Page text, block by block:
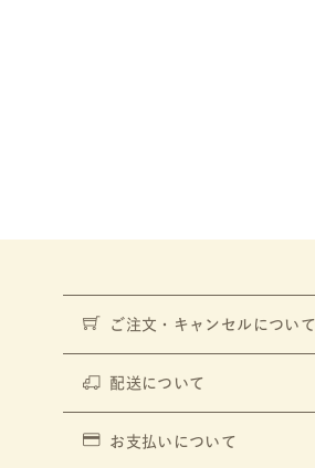
ご注文・キャンセルについて
配送について
お支払いについて